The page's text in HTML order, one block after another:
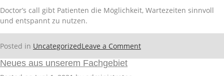
Doctor’s call gibt Patienten die Möglichkeit, Wartezeiten sinnvoll
und entspannt zu nutzen.
Posted in UncategorizedLeave a Commenton
Neues aus unserem Fachgebiet